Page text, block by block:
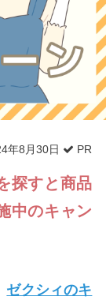
年8月30日 PR
探すと商品
中のキャン
ゼクシィのキ